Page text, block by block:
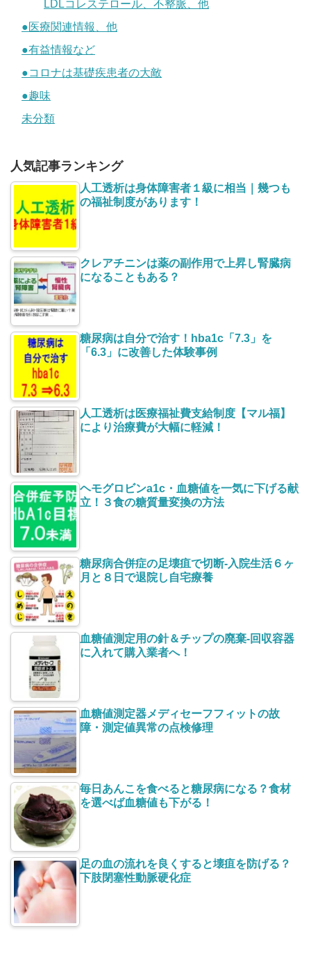
LDLコレステロール、不整脈、他
●医療関連情報、他
●有益情報など
●コロナは基礎疾患者の大敵
●趣味
未分類
人気記事ランキング
人工透析は身体障害者１級に相当｜幾つも
の福祉制度があります！
クレアチニンは薬の副作用で上昇し腎臓病
になることもある？
糖尿病は自分で治す！hba1c「7.3」を
「6.3」に改善した体験事例
人工透析は医療福祉費支給制度【マル福】
により治療費が大幅に軽減！
ヘモグロビンa1c・血糖値を一気に下げる献
立！３食の糖質量変換の方法
糖尿病合併症の足壊疽で切断-入院生活６ヶ
月と８日で退院し自宅療養
血糖値測定用の針＆チップの廃棄-回収容器
に入れて購入業者へ！
血糖値測定器メディセーフフィットの故
障・測定値異常の点検修理
毎日あんこを食べると糖尿病になる？食材
を選べば血糖値も下がる！
足の血の流れを良くすると壊疽を防げる？
下肢閉塞性動脈硬化症